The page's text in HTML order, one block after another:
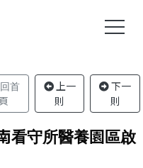
首
頁
上一
則
下一
則
看守所醫養園區啟